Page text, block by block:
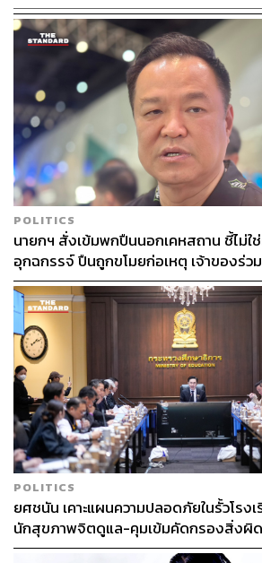
POLITICS
นายกฯ สั่งเข้มพกปืนนอกเคหสถาน ชี้ไม่ใ
อุกฉกรรจ์ ปืนถูกขโมยก่อเหตุ เจ้าของร่ว
POLITICS
ยศชนัน เคาะแผนความปลอดภัยในรั้วโรง
นักสุขภาพจิตดูแล-คุมเข้มคัดกรองสิ่งผิ